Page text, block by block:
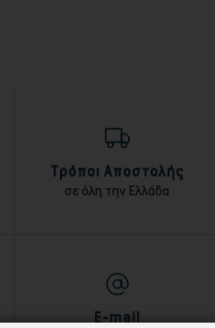
Τρόποι Αποστολής
σε όλη την Ελλάδα
E-mail